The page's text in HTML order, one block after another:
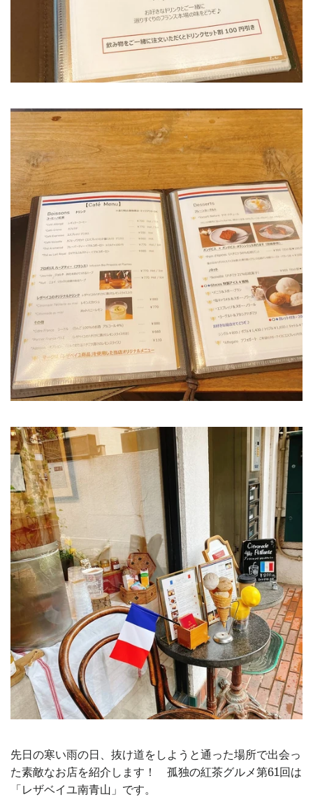
先日の寒い雨の日、抜け道をしようと通った場所で出会っ
た素敵なお店を紹介します！ 孤独の紅茶グルメ第61回は
「レザベイユ南青山」です。